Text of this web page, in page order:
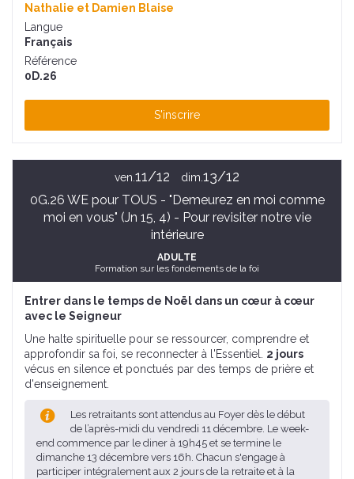
Nathalie et Damien Blaise
Langue
Français
Référence
0D.26
S'inscrire
ven. 11/12 dim. 13/12
0G.26 WE pour TOUS - "Demeurez en moi comme
moi en vous" (Jn 15, 4) - Pour revisiter notre vie
intérieure
ADULTE
Formation sur les fondements de la foi
Entrer dans le temps de Noël dans un cœur à cœur
avec le Seigneur
Une halte spirituelle pour se ressourcer, comprendre et
approfondir sa foi, se reconnecter à l'Essentiel. 2 jours
vécus en silence et ponctués par des temps de prière et
d'enseignement.
Les retraitants sont attendus au Foyer dès le début
de l’après-midi du vendredi 11 décembre. Le week-
end commence par le diner à 19h45 et se termine le
dimanche 13 décembre vers 16h. Chacun s'engage à
participer intégralement aux 2 jours de la retraite et à la